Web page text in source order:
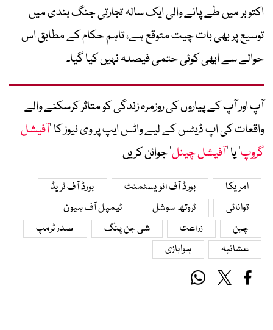
اکتوبر میں طے پانے والی ایک سالہ تجارتی جنگ بندی میں
توسیع پر بھی بات چیت متوقع ہے، تاہم حکام کے مطابق اس
حوالے سے ابھی کوئی حتمی فیصلہ نہیں کیا گیا۔
آپ اور آپ کے پیاروں کی روزمرہ زندگی کو متاثر کرسکنے والے
واقعات کی اپ ڈیٹس کے لیے واٹس ایپ پر وی نیوز کا ’آفیشل
گروپ‘ یا ’آفیشل چینل‘ جوائن کریں
امریکا بورڈ آف انویسٹمنٹ
بورڈ آف ٹریڈ
توانائی
ٹروتھ سوشل
ٹیمپل آف ہیون
چین
زراعت شی جن پنگ
صدر ٹرمپ
عشائیہ
ہوابازی